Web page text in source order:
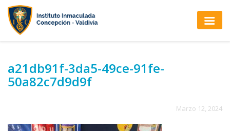
a21db91f-3da5-49ce-91fe-
50a82c7d9d9f
Marzo 12, 2024